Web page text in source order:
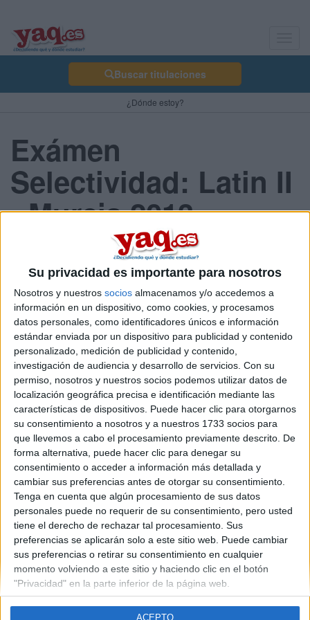
Su privacidad es importante para nosotros
Nosotros y nuestros socios almacenamos y/o accedemos a
información en un dispositivo, como cookies, y procesamos
datos personales, como identificadores únicos e información
estándar enviada por un dispositivo para publicidad y contenido
personalizado, medición de publicidad y contenido,
investigación de audiencia y desarrollo de servicios. Con su
permiso, nosotros y nuestros socios podemos utilizar datos de
localización geográfica precisa e identificación mediante las
características de dispositivos. Puede hacer clic para otorgarnos
su consentimiento a nosotros y a nuestros 1733 socios para
que llevemos a cabo el procesamiento previamente descrito. De
forma alternativa, puede hacer clic para denegar su
consentimiento o acceder a información más detallada y
cambiar sus preferencias antes de otorgar su consentimiento.
Tenga en cuenta que algún procesamiento de sus datos
personales puede no requerir de su consentimiento, pero usted
tiene el derecho de rechazar tal procesamiento. Sus
preferencias se aplicarán solo a este sitio web. Puede cambiar
sus preferencias o retirar su consentimiento en cualquier
momento volviendo a este sitio y haciendo clic en el botón
"Privacidad" en la parte inferior de la página web.
ACEPTO
Buscar titulaciones
¿Dónde estoy?
Exámen
Selectividad: Latin II
- Murcia 2013
Septiembre
Comunidad:
Murcia
Año del examen:
2013
Mes de examen:
Septiembre
Asignatura:
Latin II
Fichero Examen:
examen-selectividad-latin-ii-murcia-2013-septiembre.pdf
Quiénes somos| Contactar| Anúnciate
Aviso legal|Politica de privacidad|Condiciones generales
de cookies
© 2003-2026Compás Mediterráneo S.L.- Diego de León 47 - 28006
Madrid [ESPAÑA] - Tel. +34 91 593 2767